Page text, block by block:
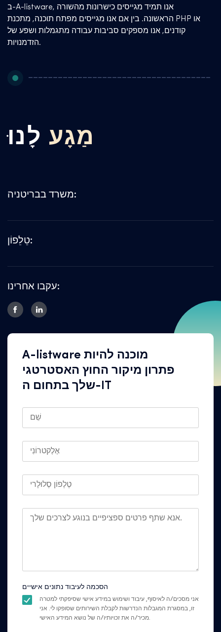
ב-A-listware, אנו תמיד מגייסים כישרונות מהשורה
הראשונה. בין אם אנו מגייסים מפתח תוכנה, מתכנת PHP או
קודנים, אנו מספקים סביבות עבודה מתגמלות ושפע של
הזדמנויות.
מַגָע לָנוּ
משרד בבריטניה:
טֵלֵפוֹן:
עקבו אחרינו:
A-listware מוכנה להיות
פתרון מיקור החוץ האסטרטגי
שלך בתחום ה-IT
הסכמה לעיבוד נתונים אישיים
אני מסכים/ה לאיסוף, עיבוד ושימוש במידע אישי שסיפקתי למטרה
זו, במסגרת המגבלות הנדרשות לקבלת השירותים שסופקו לי. אני
מכיר/ה את זכויותיו/ה של נושא המידע האישי.